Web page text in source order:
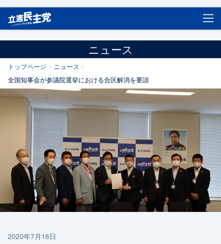
ニュース
トップページ
ニュース
全国知事会が参議院選挙における合区解消を要請
2020年7月16日